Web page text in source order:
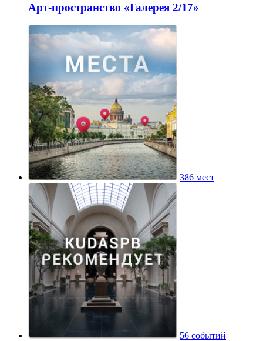
Арт-пространство «Галерея 2/17»
386 мест
56 событий